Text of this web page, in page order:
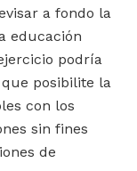
a fondo la
educación
podría
posibilite la
con los
sin fines
de